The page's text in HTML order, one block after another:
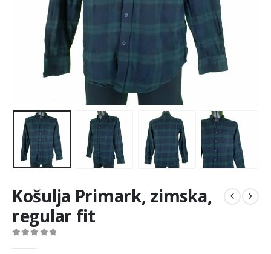
Košulja Primark, zimska,
regular fit